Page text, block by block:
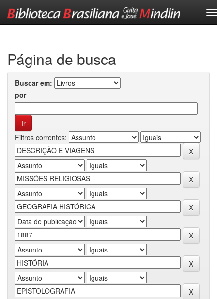
Página de busca
Buscar em:
por
Filtros correntes: